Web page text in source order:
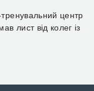
центр
лист від колег із